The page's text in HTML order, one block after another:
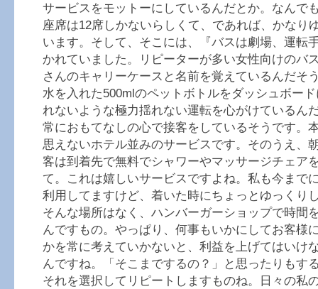
サービスをモットーにしているんだとか。なんで
座席は12席しかないらしくて、であれば、かなり
います。そして、そこには、『バスは劇場、運転
かれていました。リピーターが多い女性向けのバ
さんのキャリーケースと名前を覚えているんだそ
水を入れた500mlのペットボトルをダッシュボー
れないような極力揺れない運転を心がけているん
常におもてなしの心で接客をしているそうです。
思えないホテル並みのサービスです。そのうえ、
客は到着先で無料でシャワーやマッサージチェア
て。これは嬉しいサービスですよね。私も今まで
利用してますけど、着いた時にちょっとゆっくり
そんな場所はなく、ハンバーガーショップで時間
んですもの。やっぱり、何事もいかにしてお客様
かを常に考えていかないと、利益を上げてはいけ
んですね。「そこまでするの？」と思ったりもす
それを選択してリピートしますものね。日々の私